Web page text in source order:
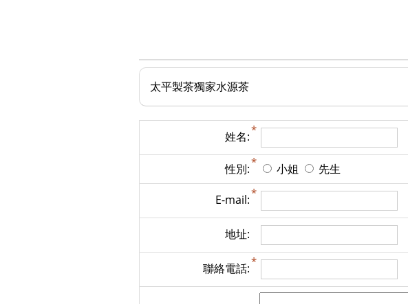
太平製茶獨家水源茶
姓名:
性別: 小姐 先生
E-mail:
地址:
聯絡電話: